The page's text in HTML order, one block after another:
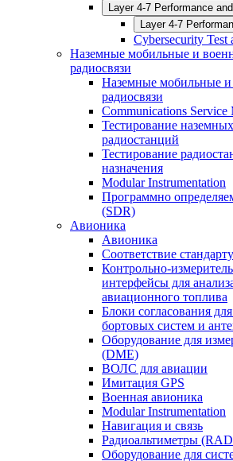
Layer 4-7 Performance
Layer 4-7
Cybersecurity Test
Наземные мобильные и
радиосвязи
Наземные мобильные и
радиосвязи
Communications Service
Тестирование
радиостанций
Тестирование
назначения
Modular Instrumentation
Программно
(SDR)
Авионика
Авионика
Соответствие
Контрольно-
интерфейсы для
авиационного топлива
Блоки согласования
бортовых систем и
Оборудование для
(DME)
ВОЛС для авиации
Имитация GPS
Военная авионика
Modular Instrumentation
Навигация и связь
Радиоальтиметры
Оборудование для